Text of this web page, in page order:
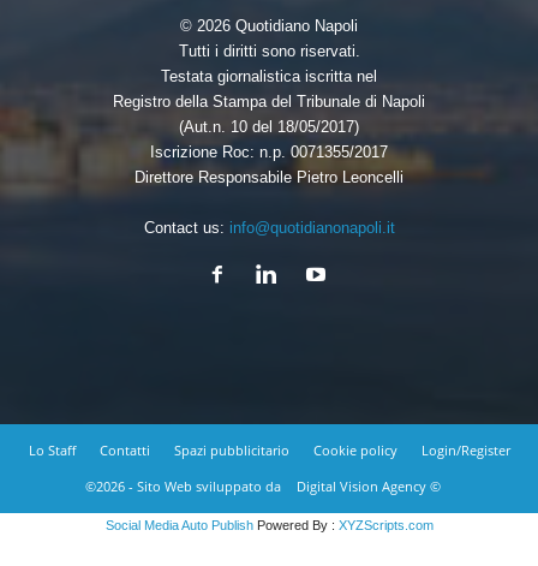
© 2026 Quotidiano Napoli
Tutti i diritti sono riservati.
Testata giornalistica iscritta nel
Registro della Stampa del Tribunale di Napoli
(Aut.n. 10 del 18/05/2017)
Iscrizione Roc: n.p. 0071355/2017
Direttore Responsabile Pietro Leoncelli
Contact us: info@quotidianonapoli.it
Lo Staff Contatti Spazi pubblicitario Cookie policy
Login/Register
©2026 - Sito Web sviluppato da
Digital Vision Agency ©
Social Media Auto PublishPowered By : XYZScripts.com